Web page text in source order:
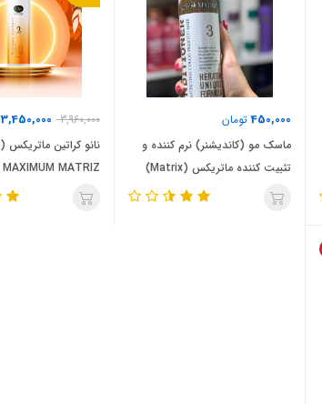
450,000تومان
ماسک مو (کاندیشنر) نرم کننده و
تثبیت کننده ماتریکس (Matrix)
MATRIZ
3,960,000
3,450,000
MAXIMUM MATRIZ